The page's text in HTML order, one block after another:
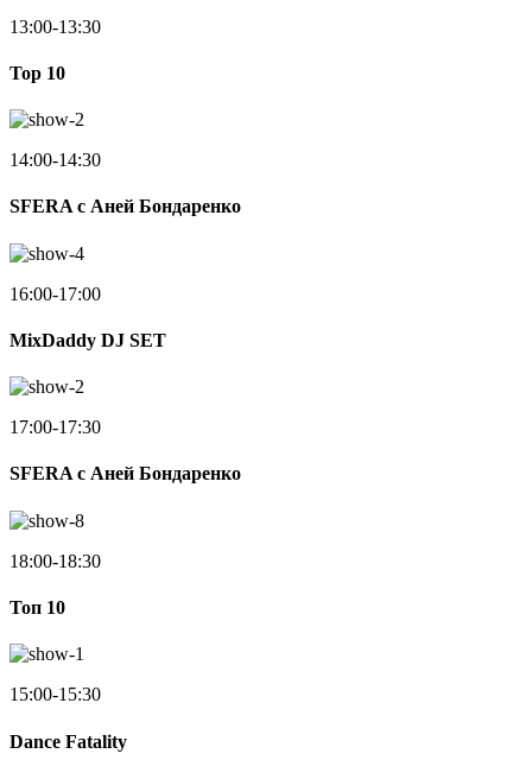
13:00-13:30
Top 10
14:00-14:30
SFERA с Аней Бондаренко
16:00-17:00
MixDaddy DJ SET
17:00-17:30
SFERA с Аней Бондаренко
18:00-18:30
Toп 10
15:00-15:30
Dance Fatality